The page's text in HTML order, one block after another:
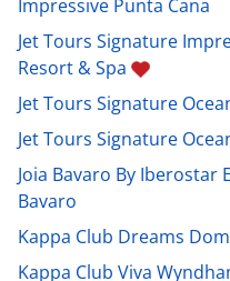
Impressive Punta Cana
Jet Tours Signature
Resort & Spa
Jet Tours Signature
Jet Tours Signature
Joia Bavaro By Iberostar
Bavaro
Kappa Club Dreams
Kappa Club Viva